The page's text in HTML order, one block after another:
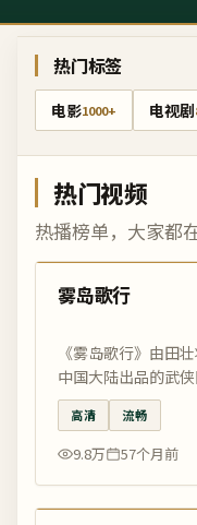
热门标签
电影1000+ 电视剧
热门视频
热播榜单，大家都
热门
雾岛歌行
《雾岛歌行》由田
中国大陆出品的武
在国影优选——国产
高清正版在线观看。
高清 流畅
9.8万 57个月前